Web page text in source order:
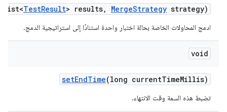
TestResult> results, MergeStrategy strategy)
ادمج المحاولات الخاصة بحالة اختبار واحدة استنادًا إلى استراتيجية الدمج.
void
setEndTime(long currentTimeMillis)
تضبط هذه السمة وقت الانتهاء.